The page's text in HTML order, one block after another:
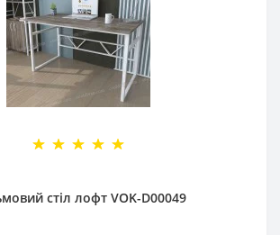
стіл лофт VOK-D00049